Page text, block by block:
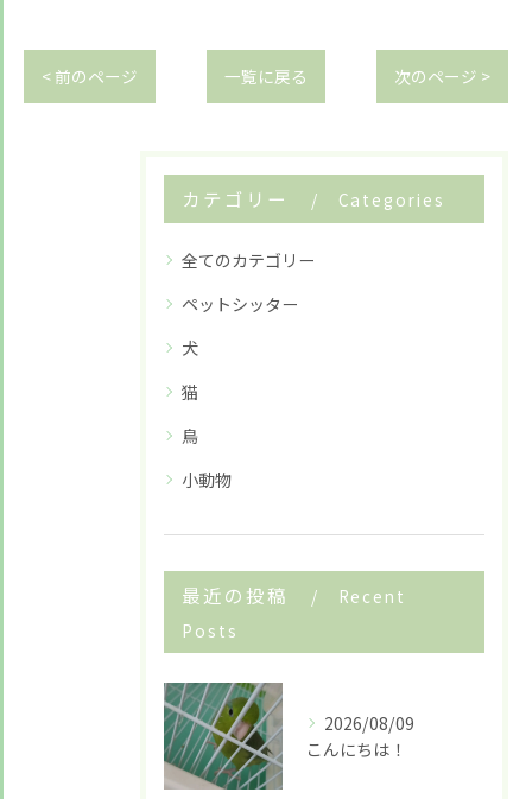
< 前のページ 一覧に戻る 次のページ >
カテゴリー Categories
全てのカテゴリー
ペットシッター
犬
猫
鳥
小動物
最近の投稿
Recent
Posts
2026/08/09
こんにちは！